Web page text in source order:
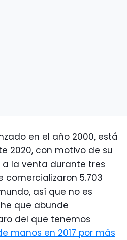
en el año 2000, está
2020, con motivo de su
a la venta durante tres
comercializaron 5.703
así que no es
que abunde
del que tenemos
manos en 2017 por más